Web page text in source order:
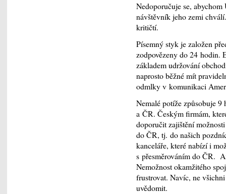
Nedoporučuje se,
návštěvník jeho zemi
kritičtí.
Písemný styk je založen
zodpovězeny do 24 hodin.
základem udržování
naprosto běžné mít
odmlky v komunikaci
Nemalé potíže způsobuje
a ČR. Českým firmám,
doporučit zajištění
do ČR, tj. do našich
kanceláře, které nabízí i
s přesměrováním do ČR.
Nemožnost okamžitého
frustrovat. Navíc, ne
uvědomit.